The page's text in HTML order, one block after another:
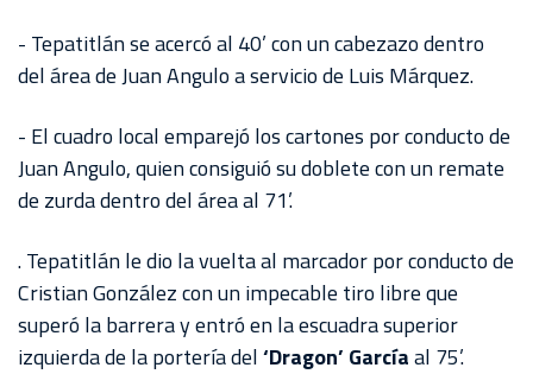
- Tepatitlán se acercó al 40’ con un cabezazo dentro
del área de Juan Angulo a servicio de Luis Márquez.
- El cuadro local emparejó los cartones por conducto de
Juan Angulo, quien consiguió su doblete con un remate
de zurda dentro del área al 71’.
. Tepatitlán le dio la vuelta al marcador por conducto de
Cristian González con un impecable tiro libre que
superó la barrera y entró en la escuadra superior
izquierda de la portería del‘Dragon’ Garcíaal 75’.